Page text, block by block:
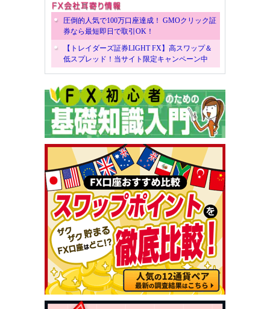
圧倒的人気で100万口座達成！ GMOクリック証
券なら最短即日で取引OK！
【トレイダーズ証券LIGHT FX】高スワップ＆
低スプレッド！当サイト限定キャンペーン中